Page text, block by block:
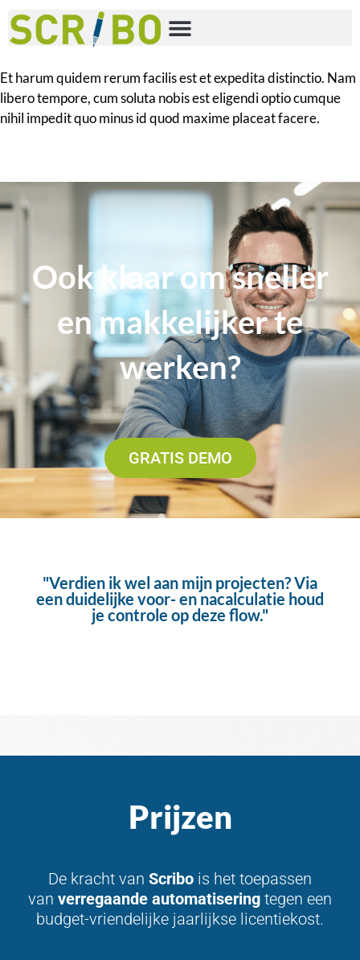
Et harum quidem rerum facilis est et expedita distinctio. Nam
libero tempore, cum soluta nobis est eligendi optio cumque
nihil impedit quo minus id quod maxime placeat facere.
Ook klaar om sneller
en makkelijker te
werken?
GRATIS DEMO
"Verdien ik wel aan mijn projecten? Via
een duidelijke voor- en nacalculatie houd
je controle op deze flow."
Prijzen
De kracht van Scribo is het toepassen
van verregaande automatisering tegen een
budget-vriendelijke jaarlijkse licentiekost.